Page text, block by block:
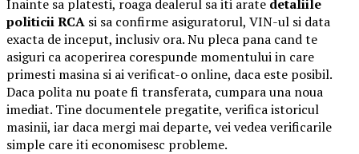
Inainte sa platesti, roaga dealerul sa iti arate detaliile
politicii RCA si sa confirme asiguratorul, VIN-ul si data
exacta de inceput, inclusiv ora. Nu pleca pana cand te
asiguri ca acoperirea corespunde momentului in care
primesti masina si ai verificat-o online, daca este posibil.
Daca polita nu poate fi transferata, cumpara una noua
imediat. Tine documentele pregatite, verifica istoricul
masinii, iar daca mergi mai departe, vei vedea verificarile
simple care iti economisesc probleme.